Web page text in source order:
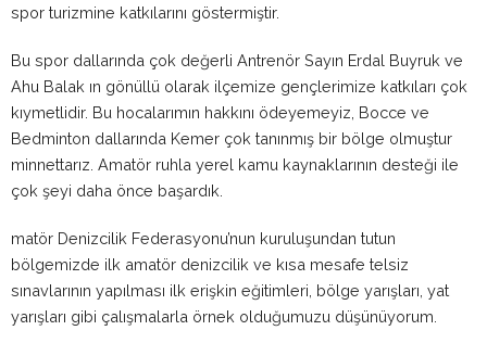
spor turizmine katkılarını göstermiştir.
Bu spor dallarında çok değerli Antrenör Sayın Erdal Buyruk ve
Ahu Balak ın gönüllü olarak ilçemize gençlerimize katkıları çok
kıymetlidir. Bu hocalarımın hakkını ödeyemeyiz, Bocce ve
Bedminton dallarında Kemer çok tanınmış bir bölge olmuştur
minnettarız. Amatör ruhla yerel kamu kaynaklarının desteği ile
çok şeyi daha önce başardık.
matör Denizcilik Federasyonu’nun kuruluşundan tutun
bölgemizde ilk amatör denizcilik ve kısa mesafe telsiz
sınavlarının yapılması ilk erişkin eğitimleri, bölge yarışları, yat
yarışları gibi çalışmalarla örnek olduğumuzu düşünüyorum.